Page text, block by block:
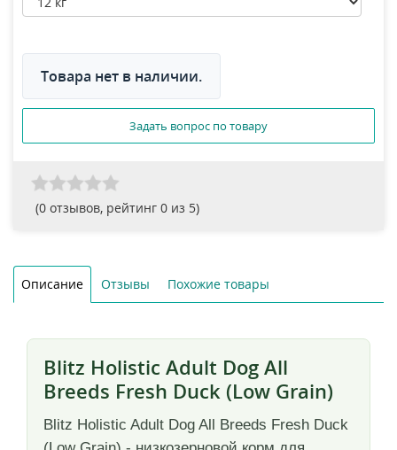
Товара нет в наличии.
Задать вопрос по товару
(0 отзывов, рейтинг 0 из 5)
Описание Отзывы Похожие товары
Blitz Holistic Adult Dog All
Breeds Fresh Duck (Low Grain)
Blitz Holistic Adult Dog All Breeds Fresh Duck